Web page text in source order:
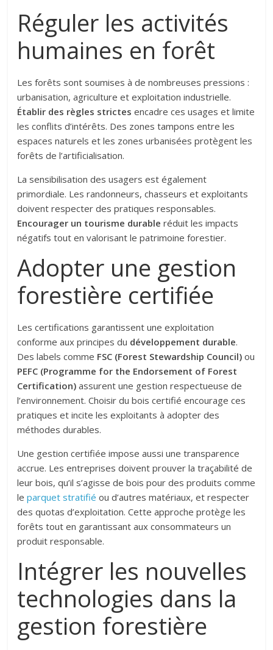
Réguler les activités
humaines en forêt
Les forêts sont soumises à de nombreuses pressions :
urbanisation, agriculture et exploitation industrielle.
Établir des règles strictes encadre ces usages et limite
les conflits d’intérêts. Des zones tampons entre les
espaces naturels et les zones urbanisées protègent les
forêts de l’artificialisation.
La sensibilisation des usagers est également
primordiale. Les randonneurs, chasseurs et exploitants
doivent respecter des pratiques responsables.
Encourager un tourisme durable réduit les impacts
négatifs tout en valorisant le patrimoine forestier.
Adopter une gestion
forestière certifiée
Les certifications garantissent une exploitation
conforme aux principes du développement durable.
Des labels comme FSC (Forest Stewardship Council) ou
PEFC (Programme for the Endorsement of Forest
Certification) assurent une gestion respectueuse de
l’environnement. Choisir du bois certifié encourage ces
pratiques et incite les exploitants à adopter des
méthodes durables.
Une gestion certifiée impose aussi une transparence
accrue. Les entreprises doivent prouver la traçabilité de
leur bois, qu’il s’agisse de bois pour des produits comme
leparquet stratifié ou d’autres matériaux, et respecter
des quotas d’exploitation. Cette approche protège les
forêts tout en garantissant aux consommateurs un
produit responsable.
Intégrer les nouvelles
technologies dans la
gestion forestière